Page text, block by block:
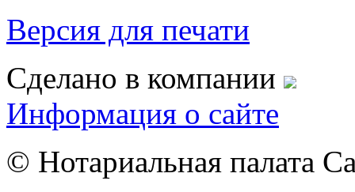
Версия для печати
Сделано в компании
Информация о сайте
© Нотариальная палата